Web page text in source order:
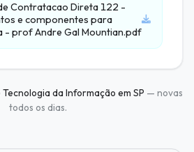
Contratacao Direta 122 -
e componentes para
- prof Andre Gal Mountian.pdf
da Informação em SP — novas
todos os dias.